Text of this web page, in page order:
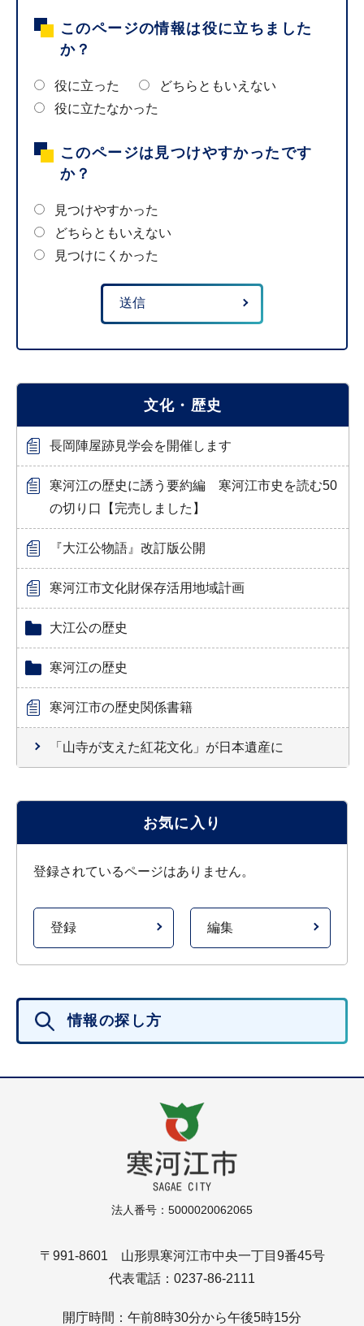
このページの情報は役に立ちました
か？
役に立った
どちらともいえない
役に立たなかった
このページは見つけやすかったです
か？
見つけやすかった
どちらともいえない
見つけにくかった
文化・歴史
長岡陣屋跡見学会を開催します
寒河江の歴史に誘う要約編 寒河江市史を読む50
の切り口【完売しました】
『大江公物語』改訂版公開
寒河江市文化財保存活用地域計画
大江公の歴史
寒河江の歴史
寒河江市の歴史関係書籍
「山寺が支えた紅花文化」が日本遺産に
お気に入り
登録されているページはありません。
登録 編集
情報の探し方
法人番号：5000020062065
〒991-8601 山形県寒河江市中央一丁目9番45号
代表電話：0237-86-2111
開庁時間：午前8時30分から午後5時15分